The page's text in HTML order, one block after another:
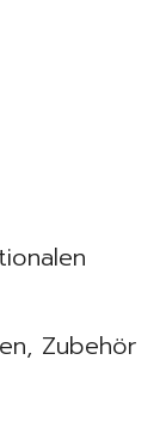
Zubehör